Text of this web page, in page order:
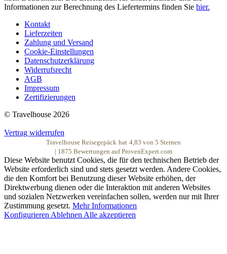
Informationen zur Berechnung des Liefertermins finden Sie hier.
Kontakt
Lieferzeiten
Zahlung und Versand
Cookie-Einstellungen
Datenschutzerklärung
Widerrufsrecht
AGB
Impressum
Zertifizierungen
© Travelhouse 2026
Vertrag widerrufen
Travelhouse Reisegepäck hat 4,83 von 5 Sternen
1875 Bewertungen auf ProvenExpert.com
Diese Website benutzt Cookies, die für den technischen Betrieb der
Website erforderlich sind und stets gesetzt werden. Andere Cookies,
die den Komfort bei Benutzung dieser Website erhöhen, der
Direktwerbung dienen oder die Interaktion mit anderen Websites
und sozialen Netzwerken vereinfachen sollen, werden nur mit Ihrer
Zustimmung gesetzt. Mehr Informationen
Konfigurieren Ablehnen Alle akzeptieren